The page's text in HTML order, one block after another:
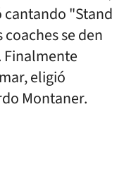
cantando "Stand
se den
eligió
Montaner.